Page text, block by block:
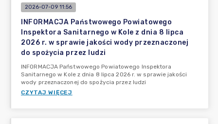
2026-07-09 11:56
INFORMACJA Państwowego Powiatowego
Inspektora Sanitarnego w Kole z dnia 8 lipca
2026 r. w sprawie jakości wody przeznaczonej
do spożycia przez ludzi
INFORMACJA Państwowego Powiatowego Inspektora
Sanitarnego w Kole z dnia 8 lipca 2026 r. w sprawie jakości
wody przeznaczonej do spożycia przez ludzi
CZYTAJ WIĘCEJ